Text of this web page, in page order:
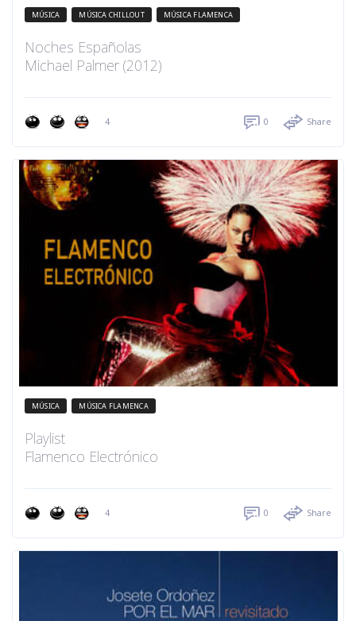
MÚSICA MÚSICA CHILLOUT MÚSICA FLAMENCA
Noches Españolas
Michael Palmer (2012)
4 0 Share
MÚSICA MÚSICA FLAMENCA
Playlist
Flamenco Electrónico
4 0 Share